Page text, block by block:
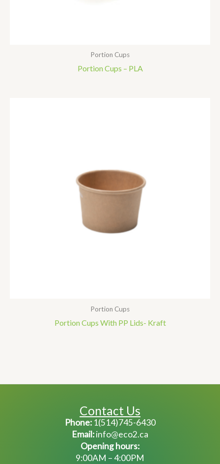
Portion Cups
Portion Cups – PLA
Portion Cups
Portion Cups With PP Lids- Kraft
Contact Us
Phone:1(514)745-6430
Email:info@eco2.ca
Opening hours:
9:00AM – 4:00PM